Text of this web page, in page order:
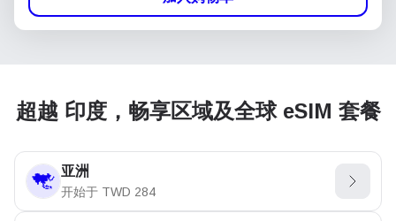
超越 印度，畅享区域及全球 eSIM 套餐
亚洲
开始于 TWD 284